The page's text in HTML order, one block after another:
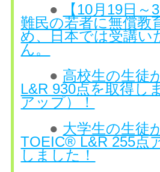
●
【10月19日
難民の若者に無償教
め、日本では受講い
ん。
● 高校生の生徒
L&R 930点を取得し
アップ）！
● 大学生の生徒
TOEIC® L&R 255点
しました！